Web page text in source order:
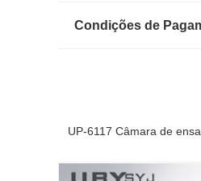
Condições de
UP-6117 Câmara de